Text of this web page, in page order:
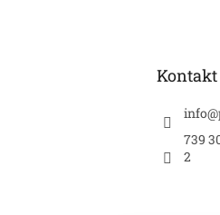
Kontakt
info@
739
2